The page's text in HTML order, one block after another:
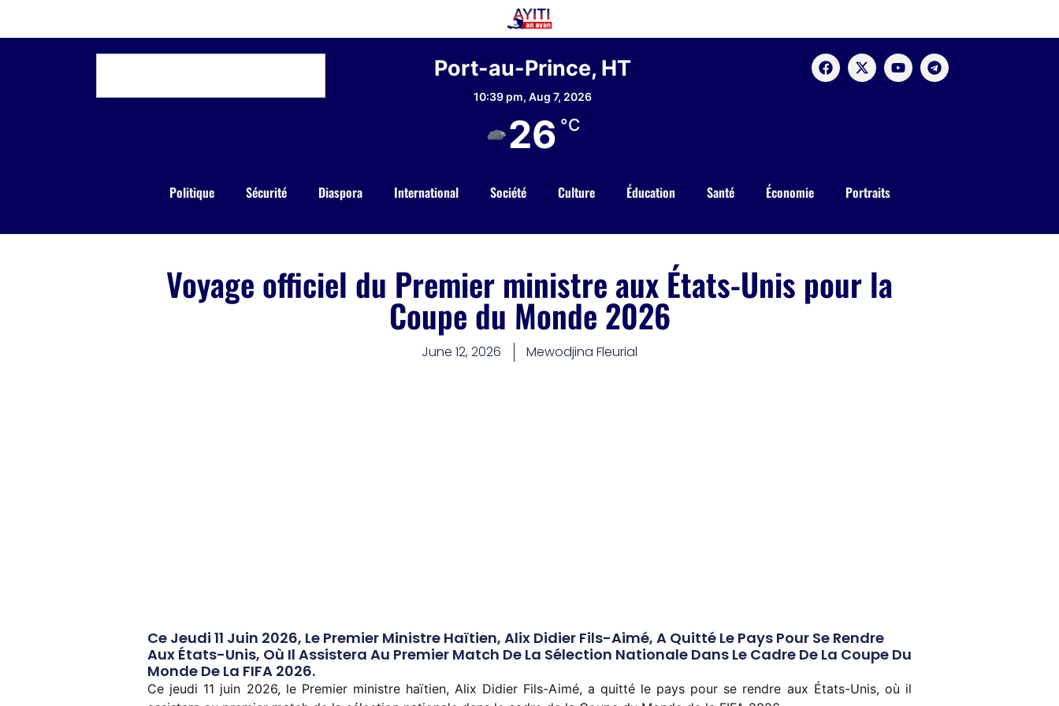
Port-au-Prince, HT
10:39 pm, Aug 7, 2026
26 °C
Politique Sécurité Diaspora International Société Culture Éducation Santé Économie Portraits
Voyage officiel du Premier ministre aux États-Unis pour la
Coupe du Monde 2026
June 12, 2026 Mewodjina Fleurial
Ce Jeudi 11 Juin 2026, Le Premier Ministre Haïtien, Alix Didier Fils-Aimé, A Quitté Le Pays Pour Se Rendre
Aux États-Unis, Où Il Assistera Au Premier Match De La Sélection Nationale Dans Le Cadre De La Coupe Du
Monde De La FIFA 2026.
Ce jeudi 11 juin 2026, le Premier ministre haïtien, Alix Didier Fils-Aimé, a quitté le pays pour se rendre aux États-Unis, où il